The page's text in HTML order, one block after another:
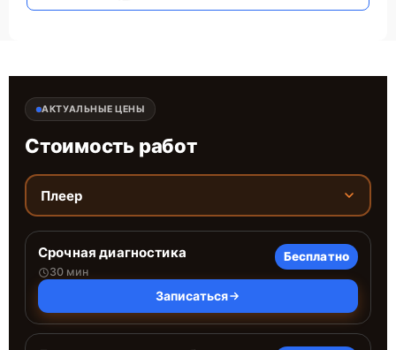
АКТУАЛЬНЫЕ ЦЕНЫ
Стоимость работ
Плеер
Срочная диагностика
30 мин
Бесплатно
Записаться